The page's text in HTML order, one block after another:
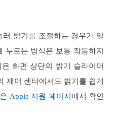
러 밝기를 조절하는 경우가 일
누르는 방식은 보통 작동하지
화면 상단의 밝기 슬라이더
제어 센터에서도 밝기를 쉽게
Apple 지원 페이지 에서 확인